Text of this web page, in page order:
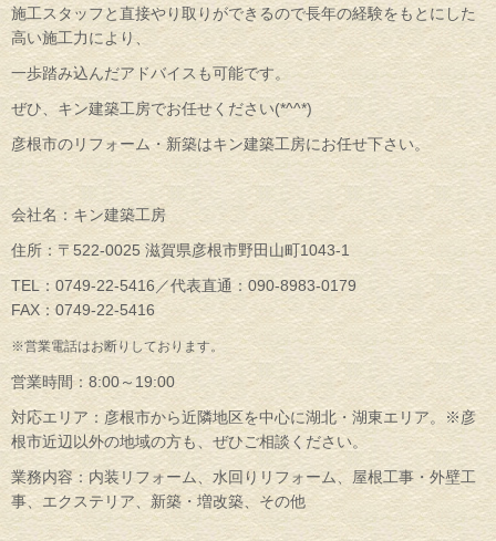
施工スタッフと直接やり取りができるので長年の経験をもとにした
高い施工力により、
一歩踏み込んだアドバイスも可能です。
ぜひ、キン建築工房でお任せください(*^^*)
彦根市のリフォーム・新築はキン建築工房にお任せ下さい。
会社名：キン建築工房
住所：〒522-0025 滋賀県彦根市野田山町1043-1
TEL：0749-22-5416／代表直通：090-8983-0179
FAX：0749-22-5416
※営業電話はお断りしております。
営業時間：8:00～19:00
対応エリア：彦根市から近隣地区を中心に湖北・湖東エリア。※彦
根市近辺以外の地域の方も、ぜひご相談ください。
業務内容：内装リフォーム、水回りリフォーム、屋根工事・外壁工
事、エクステリア、新築・増改築、その他